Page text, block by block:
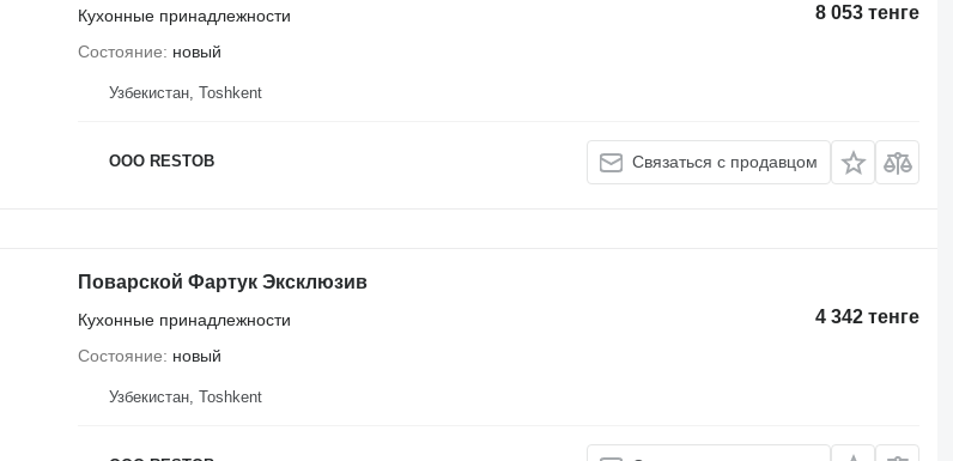
8 053 тенге
Кухонные принадлежности
Состояние
новый
Узбекистан, Тоshkent
OOO RESTOB Связаться с продавцом
Поварской Фартук Эксклюзив
4 342 тенге
Кухонные принадлежности
Состояние
новый
Узбекистан, Тоshkent